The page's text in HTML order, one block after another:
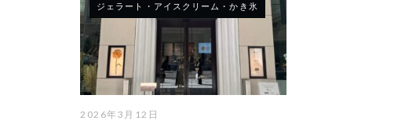
ジェラート・アイスクリーム・かき氷
2026年3月12日